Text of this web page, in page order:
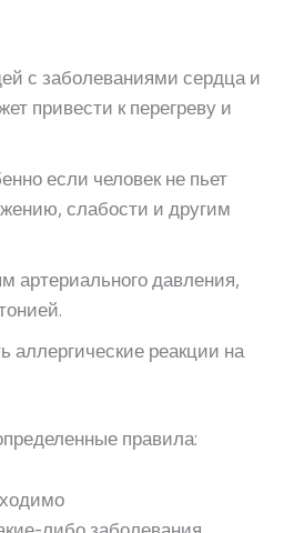
с заболеваниями сердца и
привести к перегреву и
если человек не пьет
слабости и другим
артериального давления,
аллергические реакции на
правила: